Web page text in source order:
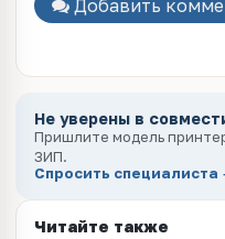
Добавить
Не уверены в
Пришлите модель
ЗИП.
Спросить специалиста
Читайте также